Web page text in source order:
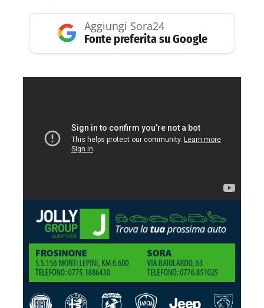
Aggiungi Sora24
Fonte preferita su Google